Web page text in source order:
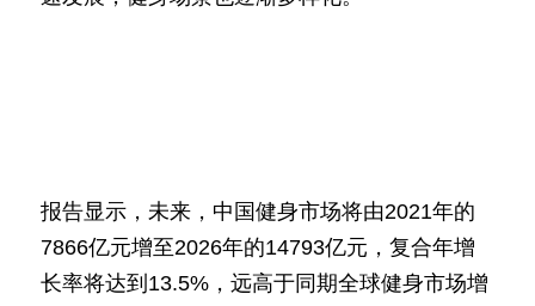
报告显示，未来，中国健身市场将由2021年的
7866亿元增至2026年的14793亿元，复合年增
长率将达到13.5%，远高于同期全球健身市场增